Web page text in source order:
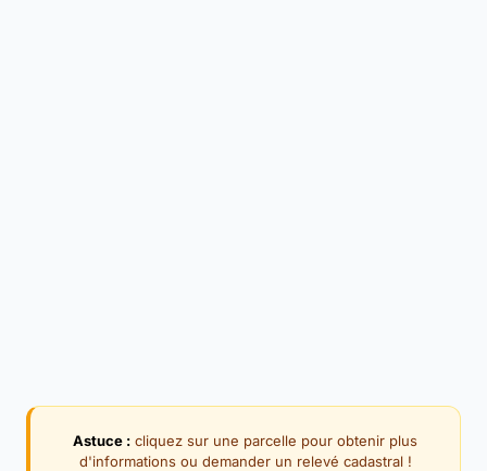
Astuce : cliquez sur une parcelle pour obtenir plus
d'informations ou demander un relevé cadastral !